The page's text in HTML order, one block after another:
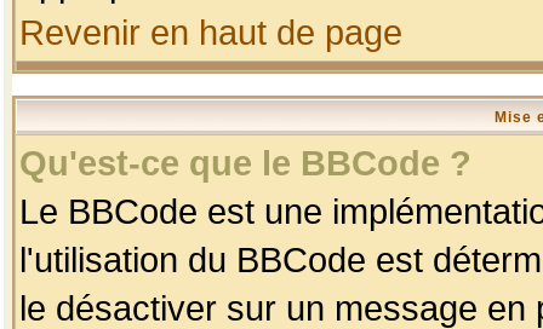
Revenir en haut de page
Mise
Qu'est-ce que le BBCode ?
Le BBCode est une
l'utilisation du BBCode est
le désactiver sur un message